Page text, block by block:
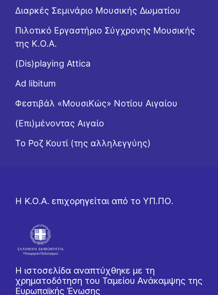
Διαρκές Σεμινάριο Μουσικής Δωματίου
Πιλοτικό Εργαστήριο Σύγχρονης Μουσικής
της Κ.Ο.Α.
(Dis)playing Attica
Ad libitum
Φεστιβάλ «ΜουσιΚώς» Νοτίου Αιγαίου
(Επι)μένοντας Αιγαίο
Το Ροζ Κουτί (της αλληλεγγύης)
Η Κ.Ο.Α. επιχορηγείται από το ΥΠ.ΠΟ.
Η ιστοσελίδα αναπτύχθηκε με τη
χρηματοδότηση του Ταμείου Ανάκαμψης της
Ευρωπαϊκής Ένωσης